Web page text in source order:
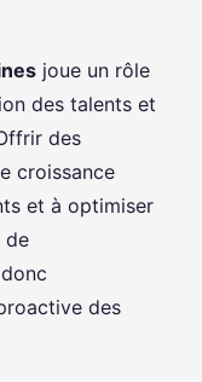
joue un rôle
des talents et
des
croissance
et à optimiser
de
des